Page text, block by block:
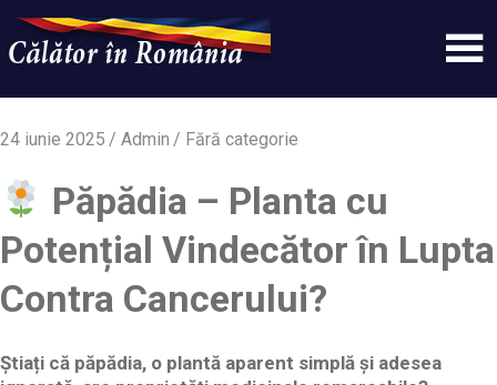
content
Calatorinromania
simplu
WordPress
24 iunie 2025 Admin Fără categorie
Păpădia – Planta cu
Potențial Vindecător în Lupta
Contra Cancerului?
Știați că păpădia, o plantă aparent simplă și adesea